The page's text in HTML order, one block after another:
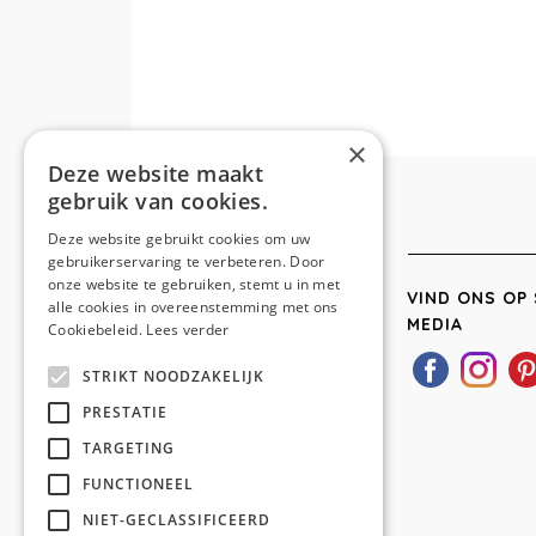
VIND ONS OP
MEDIA
×
Deze website maakt
gebruik van cookies.
Deze website gebruikt cookies om uw
gebruikerservaring te verbeteren. Door
onze website te gebruiken, stemt u in met
alle cookies in overeenstemming met ons
Cookiebeleid. Lees verder
STRIKT NOODZAKELIJK
PRESTATIE
TARGETING
FUNCTIONEEL
NIET-GECLASSIFICEERD